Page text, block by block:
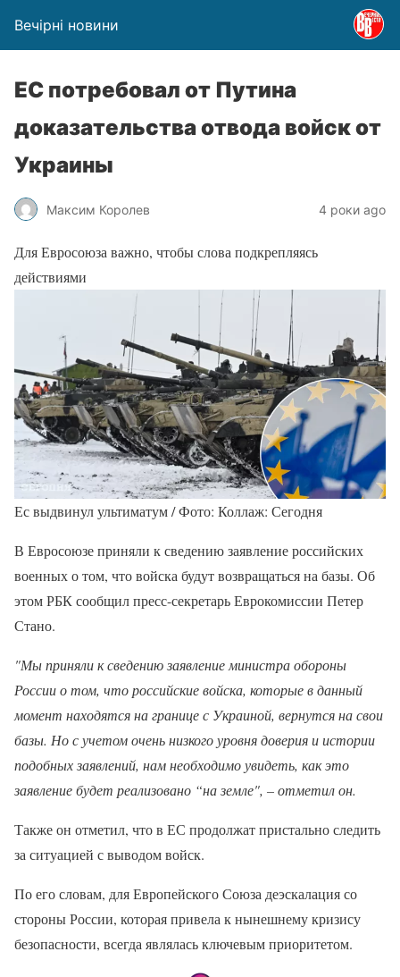
Вечірні новини
ЕС потребовал от Путина
доказательства отвода войск от
Украины
Максим Королев 4 роки ago
Для Евросоюза важно, чтобы слова подкрепляясь
действиями
Ес выдвинул ультиматум / Фото: Коллаж: Сегодня
В Евросоюзе приняли к сведению заявление российских
военных о том, что войска будут возвращаться на базы. Об
этом РБК сообщил пресс-секретарь Еврокомиссии Петер
Стано.
"Мы приняли к сведению заявление министра обороны
России о том, что российские войска, которые в данный
момент находятся на границе с Украиной, вернутся на свои
базы. Но с учетом очень низкого уровня доверия и истории
подобных заявлений, нам необходимо увидеть, как это
заявление будет реализовано “на земле", – отметил он.
Также он отметил, что в ЕС продолжат пристально следить
за ситуацией с выводом войск.
По его словам, для Европейского Союза деэскалация со
стороны России, которая привела к нынешнему кризису
безопасности, всегда являлась ключевым приоритетом.